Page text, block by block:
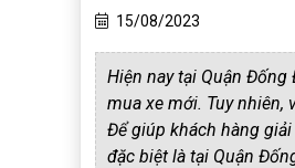
15/08/2023
Hiện nay tại Quận
mua xe mới. Tuy nhiên,
Để giúp khách hàng
đặc biệt là tại Quận